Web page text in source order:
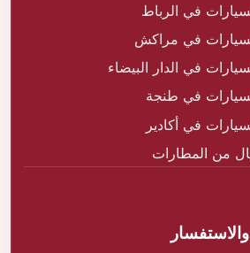
في الرباط
في مراكش
في الدار البيضاء
في طنجة
في أكادير
من المطارات